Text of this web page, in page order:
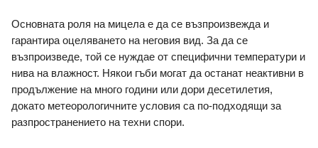
Основната роля на мицела е да се възпроизвежда и
гарантира оцеляването на неговия вид. За да се
възпроизведе, той се нуждае от специфични температури и
нива на влажност. Някои гъби могат да останат неактивни в
продължение на много години или дори десетилетия,
докато метеорологичните условия са по-подходящи за
разпространението на техни спори.